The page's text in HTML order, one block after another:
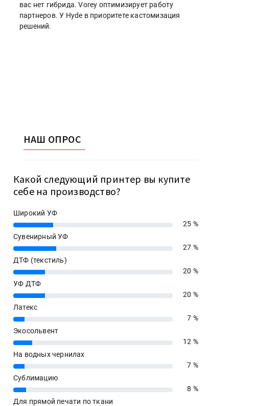
вас нет гибрида. Vorey оптимизирует работу
партнеров. У Hyde в приоритете кастомизация
решений.
НАШ ОПРОС
Какой следующий принтер вы купите
себе на производство?
Широкий УФ
25%
25 %
Сувенирный УФ
27%
27 %
ДТФ (текстиль)
20%
20 %
УФ ДТФ
20%
20 %
Латекс
7%
7 %
Экосольвент
12%
12 %
На водных чернилах
7%
7 %
Сублимацию
8%
8 %
Для прямой печати по ткани